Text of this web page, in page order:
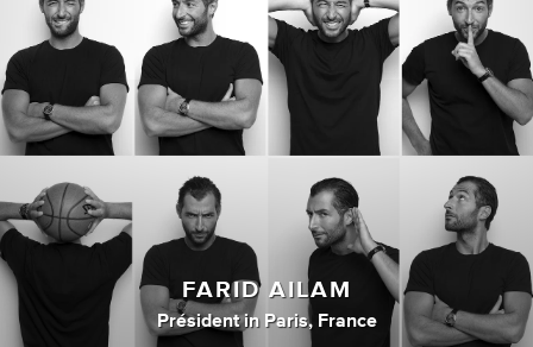
FARID AILAM
Président in Paris, France